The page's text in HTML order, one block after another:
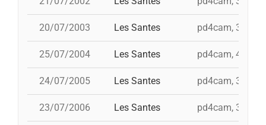
20/07/2003 Les Santes pd4cam, 3d9f,
25/07/2004 Les Santes pd4cam, 4d9f,
24/07/2005 Les Santes pd4cam, 3d9f,
23/07/2006 Les Santes pd4cam, 3d9f,